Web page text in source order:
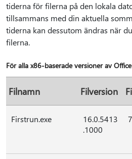
tiderna för filerna på den lokala
tillsammans med din aktuella
tiderna kan dessutom ändras när
filerna.
För alla x86-baserade versioner av
Filnamn Filversion
Firstrun.exe
16.0.5413
.1000